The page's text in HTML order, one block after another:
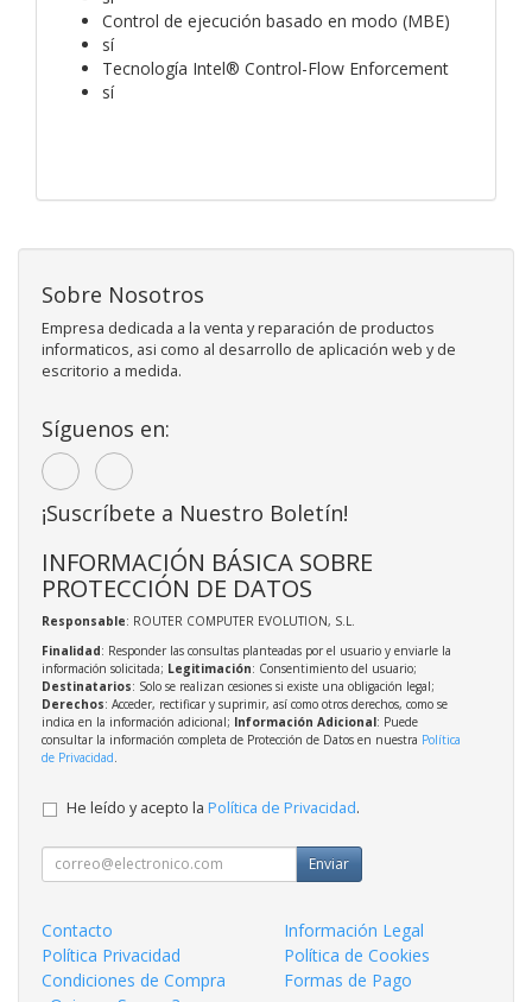
Control de ejecución basado en modo (MBE)
sí
Tecnología Intel® Control-Flow Enforcement
sí
Sobre Nosotros
Empresa dedicada a la venta y reparación de productos
informaticos, asi como al desarrollo de aplicación web y de
escritorio a medida.
Síguenos en:
¡Suscríbete a Nuestro Boletín!
INFORMACIÓN BÁSICA SOBRE
PROTECCIÓN DE DATOS
Responsable: ROUTER COMPUTER EVOLUTION, S.L.
Finalidad: Responder las consultas planteadas por el usuario y enviarle la
información solicitada; Legitimación: Consentimiento del usuario;
Destinatarios: Solo se realizan cesiones si existe una obligación legal;
Derechos: Acceder, rectificar y suprimir, así como otros derechos, como se
indica en la información adicional; Información Adicional: Puede
consultar la información completa de Protección de Datos en nuestra Política
de Privacidad
He leído y acepto la Política de Privacidad.
Enviar
Contacto
Información Legal
Política Privacidad
Política de Cookies
Condiciones de Compra
Formas de Pago